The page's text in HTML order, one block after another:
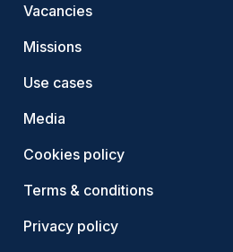
Vacancies
Missions
Use cases
Media
Cookies policy
Terms & conditions
Privacy policy